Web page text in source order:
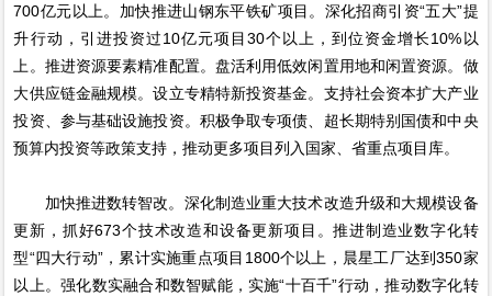
700亿元以上。加快推进山钢东平铁矿项目。深化招商引资“五大”提
升行动，引进投资过10亿元项目30个以上，到位资金增长10%以
上。推进资源要素精准配置。盘活利用低效闲置用地和闲置资源。做
大供应链金融规模。设立专精特新投资基金。支持社会资本扩大产业
投资、参与基础设施投资。积极争取专项债、超长期特别国债和中央
预算内投资等政策支持，推动更多项目列入国家、省重点项目库。
加快推进数转智改。深化制造业重大技术改造升级和大规模设备
更新，抓好673个技术改造和设备更新项目。推进制造业数字化转
型“四大行动”，累计实施重点项目1800个以上，晨星工厂达到350家
以上。强化数实融合和数智赋能，实施“十百千”行动，推动数字化转